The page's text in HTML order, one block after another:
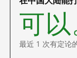
可以
最近 1 次有定论